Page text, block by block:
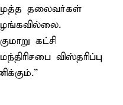
தலைவர்கள்
கட்சி
விஸ்தரிப்பு